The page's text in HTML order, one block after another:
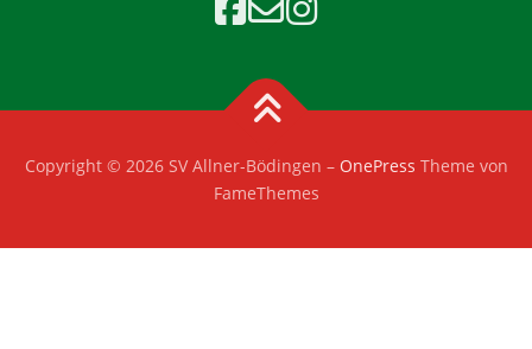
Copyright © 2026 SV Allner-Bödingen – OnePress Theme von
FameThemes